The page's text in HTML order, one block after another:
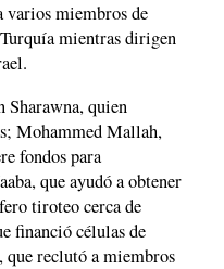
varios miembros de
mientras dirigen
Sharawna, quien
Mohammed Mallah,
fondos para
que ayudó a obtener
tiroteo cerca de
financió células de
que reclutó a miembros